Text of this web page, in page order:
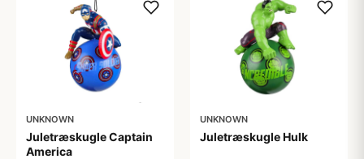
UNKNOWN
Juletræskugle Captain
America
UNKNOWN
Juletræskugle Hulk